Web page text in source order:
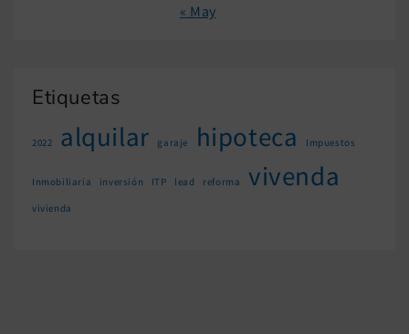
« May
Etiquetas
2022 alquilar garaje hipoteca Impuestos
Inmobiliaria inversión ITP lead reforma vivenda
vivienda